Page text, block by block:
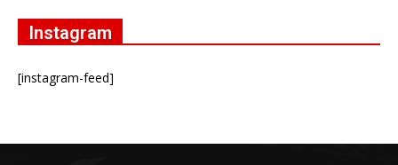
Instagram
[instagram-feed]